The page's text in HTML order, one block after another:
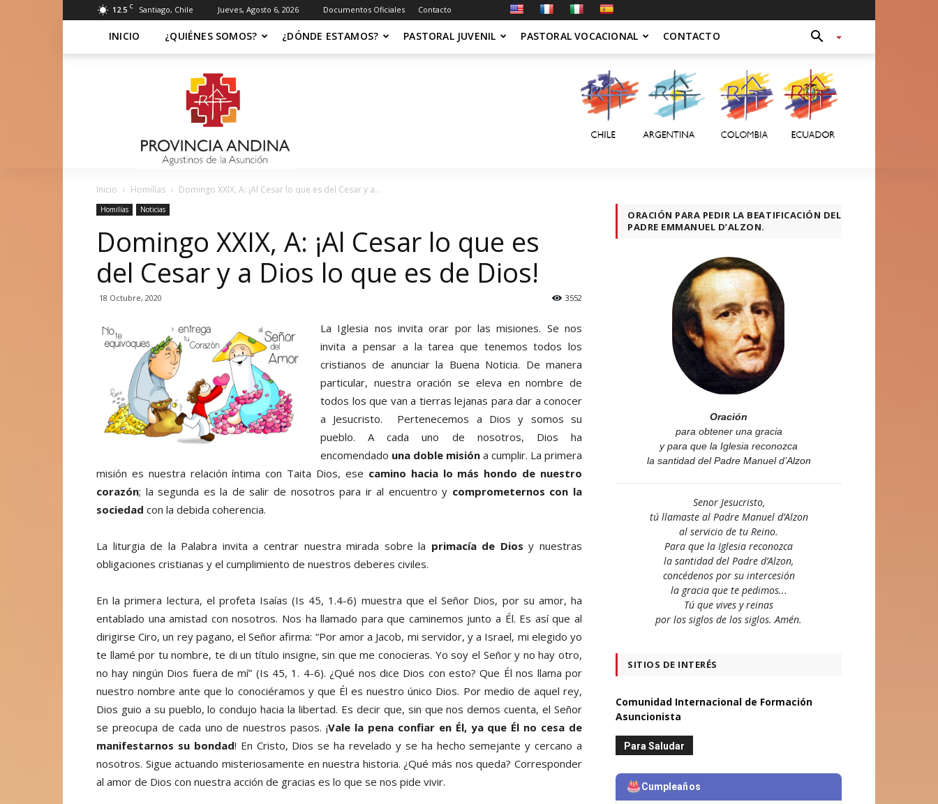
12.5 C Santiago, Chile Jueves, Agosto 6, 2026 Documentos Oficiales Contacto
INICIO ¿QUIÉNES SOMOS? ¿DÓNDE ESTAMOS? PASTORAL JUVENIL PASTORAL VOCACIONAL CONTACTO
Asuncionista
Inicio Homilías Domingo XXIX, A: ¡Al Cesar lo que es del Cesar y a...
Homilías Noticias
Domingo XXIX, A: ¡Al Cesar lo que es
del Cesar y a Dios lo que es de Dios!
18 Octubre, 2020 3552
La Iglesia nos invita orar por las misiones. Se nos
invita a pensar a la tarea que tenemos todos los
cristianos de anunciar la Buena Noticia. De manera
particular, nuestra oración se eleva en nombre de
todos los que van a tierras lejanas para dar a conocer
a Jesucristo. Pertenecemos a Dios y somos su
pueblo. A cada uno de nosotros, Dios ha
encomendado una doble misión a cumplir. La primera
misión es nuestra relación íntima con Taita Dios, ese camino hacia lo más hondo de nuestro
corazón; la segunda es la de salir de nosotros para ir al encuentro y comprometernos con la
sociedad con la debida coherencia.
La liturgia de la Palabra invita a centrar nuestra mirada sobre la primacía de Dios y nuestras
obligaciones cristianas y el cumplimiento de nuestros deberes civiles.
En la primera lectura, el profeta Isaías (Is 45, 1.4-6) muestra que el Señor Dios, por su amor, ha
entablado una amistad con nosotros. Nos ha llamado para que caminemos junto a Él. Es así que al
dirigirse Ciro, un rey pagano, el Señor afirma: “Por amor a Jacob, mi servidor, y a Israel, mi elegido yo
te llamé por tu nombre, te di un título insigne, sin que me conocieras. Yo soy el Señor y no hay otro,
no hay ningún Dios fuera de mí” (Is 45, 1. 4-6). ¿Qué nos dice Dios con esto? Que Él nos llama por
nuestro nombre ante que lo conociéramos y que Él es nuestro único Dios. Por medio de aquel rey,
Dios guio a su pueblo, lo condujo hacia la libertad. Es decir que, sin que nos demos cuenta, el Señor
se preocupa de cada uno de nuestros pasos. ¡Vale la pena confiar en Él, ya que Él no cesa de
manifestarnos su bondad! En Cristo, Dios se ha revelado y se ha hecho semejante y cercano a
nosotros. Sigue actuando misteriosamente en nuestra historia. ¿Qué más nos queda? Corresponder
al amor de Dios con nuestra acción de gracias es lo que se nos pide vivir.
ORACIÓN PARA PEDIR LA BEATIFICACIÓN DEL
PADRE EMMANUEL D’ALZON.
Oración
para obtener una gracia
y para que la Iglesia reconozca
la santidad del Padre Manuel d’Alzon
Senor Jesucristo,
tú llamaste al Padre Manuel d’Alzon
al servicio de tu Reino.
Para que la Iglesia reconozca
la santidad del Padre d’Alzon,
concédenos por su intercesión
la gracia que te pedimos...
Tú que vives y reinas
por los siglos de los siglos. Amén.
SITIOS DE INTERÉS
Comunidad Internacional de Formación
Asuncionista
Para Saludar
Cumpleaños